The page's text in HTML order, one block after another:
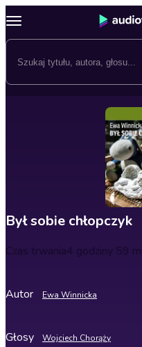
Był sobie chłopczyk
Czas trwania4 godziny 59
Autor Ewa Winnicka
Głosy Wojciech Chorąży